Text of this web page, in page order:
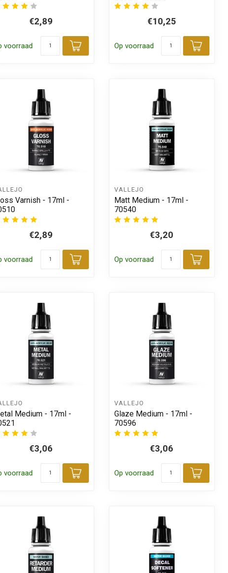
aan winkelwagen
€2,89
voorraad
Toevoegen aan winkelwagen
€10,25
Op voorraad
aan winkelwagen
Varnish - 17ml -
€2,89
voorraad
Toevoegen aan winkelwagen
VALLEJO
Matt Medium - 17ml -
70540
€3,20
Op voorraad
aan winkelwagen
Medium - 17ml -
€3,06
voorraad
Toevoegen aan winkelwagen
VALLEJO
Glaze Medium - 17ml -
70596
€3,06
Op voorraad